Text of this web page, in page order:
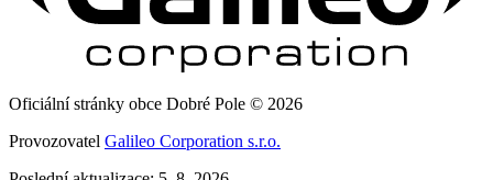
Oficiální stránky obce Dobré Pole © 2026
Provozovatel Galileo Corporation s.r.o.